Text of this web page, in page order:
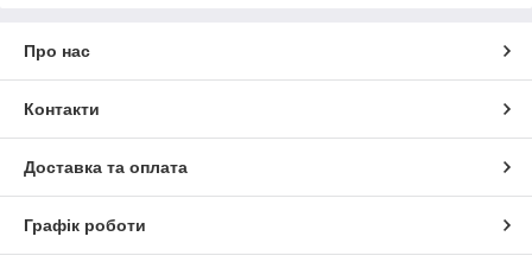
Про нас
Контакти
Доставка та оплата
Графік роботи